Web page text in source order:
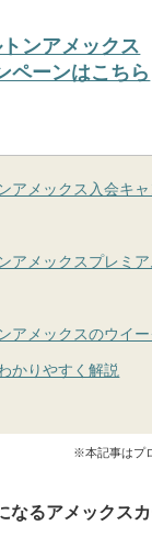
トンアメックス
ペーンはこちら
アメックス入会キ
アメックスプレミ
アメックスのウイ
かりやすく解説
※本記事はプ
なるアメックスカ